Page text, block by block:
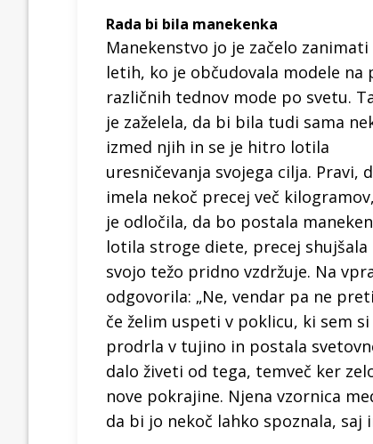
Rada bi bila manekenka
Manekenstvo jo je začelo
letih, ko je občudovala modele na
različnih tednov mode po svetu.
je zaželela, da bi bila tudi sama
izmed njih in se je hitro lotila
uresničevanja svojega cilja. Pravi,
imela nekoč precej več
je odločila, da bo postala
lotila stroge diete, precej shujšala
svojo težo pridno vzdržuje. Na
odgovorila: „Ne, vendar pa ne
če želim uspeti v poklicu, ki sem
prodrla v tujino in postala
dalo živeti od tega, temveč ker
nove pokrajine. Njena vzornica
da bi jo nekoč lahko spoznala,